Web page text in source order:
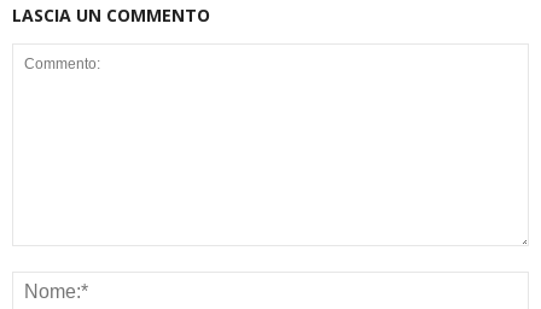
LASCIA UN COMMENTO